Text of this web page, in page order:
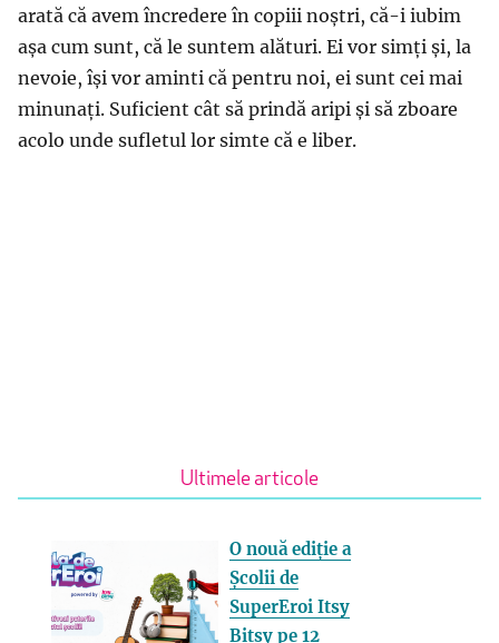
arată că avem încredere în copiii noștri, că-i iubim
așa cum sunt, că le suntem alături. Ei vor simți și, la
nevoie, își vor aminti că pentru noi, ei sunt cei mai
minunați. Suficient cât să prindă aripi și să zboare
acolo unde sufletul lor simte că e liber.
Ultimele articole
O nouă ediție a
Școlii de
SuperEroi Itsy
Bitsy pe 12